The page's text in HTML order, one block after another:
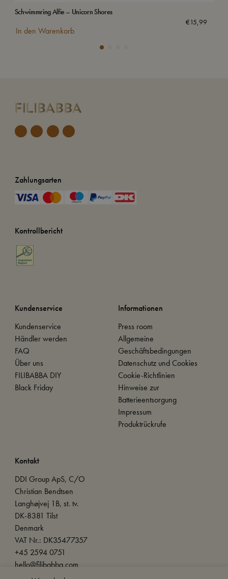
Schwimmring Alfie – Unicorn Shores
€15,99
In den Warenkorb
Zahlungsarten
Kontrollbericht
Kundenservice
Kundenservice
Händler werden
FAQ
Über uns
FILIBABBA DIY
Black Friday
Informationen
Press room
Allgemeine
Geschäftsbedingungen
Datenschutz und Cookies
Cookie-Richtlinien
Hinweise zur
Batterieentsorgung
Impressum
Produktrückrufe
Kontakt
DDI Group ApS, C/O
Christian Bendtsen
Langhøjvej 1B, st. tv.
DK-8381 Tilst
Denmark
VAT Nr.: DK35477357
+45 2594 0751
hello@filibabba.com